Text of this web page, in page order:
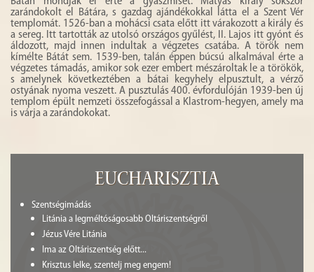
zarándokolt el Bátára, s gazdag ajándékokkal látta el a Szent Vér
templomát. 1526-ban a mohácsi csata előtt itt várakozott a király és
a sereg. Itt tartották az utolsó országos gyűlést, II. Lajos itt gyónt és
áldozott, majd innen indultak a végzetes csatába. A török nem
kímélte Bátát sem. 1539-ben, talán éppen búcsú alkalmával érte a
végzetes támadás, amikor sok ezer embert mészároltak le a törökök,
s amelynek következtében a bátai kegyhely elpusztult, a vérző
ostyának nyoma veszett. A pusztulás 400. évfordulóján 1939-ben új
templom épült nemzeti összefogással a Klastrom-hegyen, amely ma
is várja a zarándokokat.
Eucharisztia
Szentségimádás
Litánia a legméltóságosabb Oltáriszentségről
Jézus Vére Litánia
Ima az Oltáriszentség előtt...
Krisztus lelke, szentelj meg engem!